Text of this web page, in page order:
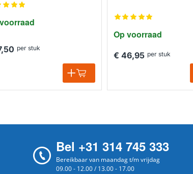
per stuk
Op voorraad
€ 46,95 per stuk
Bel +31 314 745 333
Bereikbaar van maandag t/m vrijdag
09.00 - 12.00 / 13.00 - 17.00